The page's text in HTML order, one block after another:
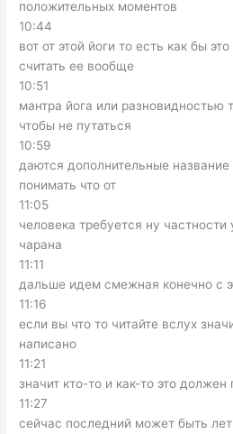
положительных моментов
10:44
вот от этой йоги то есть как бы
считать ее вообще
10:51
мантра йога или разновидностью
чтобы не путаться
10:59
даются дополнительные название
понимать что от
11:05
человека требуется ну частности
чарана
11:11
дальше идем смежная конечно с
11:16
если вы что то читайте вслух
написано
11:21
значит кто-то и как-то это должен
11:27
сейчас последний может быть